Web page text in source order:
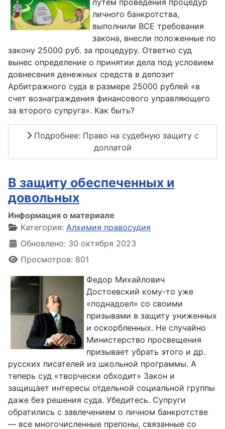
личного банкротства,
выполнили ВСЕ требования
закона, внесли положенные по
закону 25000 руб. за процедуру. Ответно суд
вынес определение о принятии дела под условием
довнесения денежных средств в депозит
Арбитражного суда в размере 25000 рублей «в
счет вознаграждения финансового управляющего
за второго супруга». Как быть?
Подробнее: Право на судебную защиту с
доплатой
В защиту обеспеченных и
довольных
Информация о материале
Категория: Алхимия правосудия
Обновлено: 30 октября 2023
Просмотров: 801
Федор Михайлович
Достоевский кому-то уже
«поднадоел» со своими
призывами в защиту униженных
и оскорбленных. Не случайно
Министерство просвещения
призывает убрать этого и др.
русских писателей из школьной программы. А
теперь суд «творчески обходит» Закон и
защищает интересы отдельной социальной группы
даже без решения суда. Убедитесь. Супруги
обратились с завлечением о личном банкротстве
— все многочисленные препоны, связанные со